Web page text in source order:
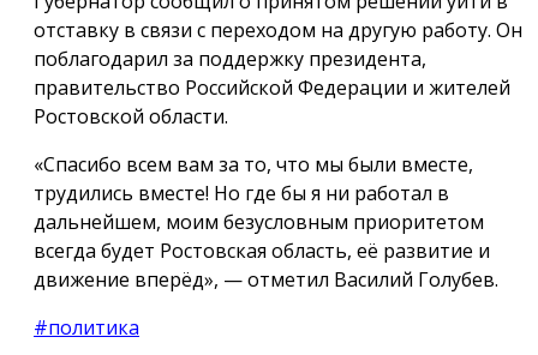
отставку в связи с переходом на другую работу. Он
поблагодарил за поддержку президента,
правительство Российской Федерации и жителей
Ростовской области.
«Спасибо всем вам за то, что мы были вместе,
трудились вместе! Но где бы я ни работал в
дальнейшем, моим безусловным приоритетом
всегда будет Ростовская область, её развитие и
движение вперёд», — отметил Василий Голубев.
#политика